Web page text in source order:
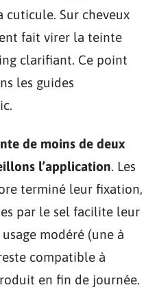
cuticule. Sur cheveux
fait virer la teinte
clarifiant. Ce point
les guides
de moins de deux
l’application. Les
terminé leur fixation,
par le sel facilite leur
modéré (une à
compatible à
en fin de journée.